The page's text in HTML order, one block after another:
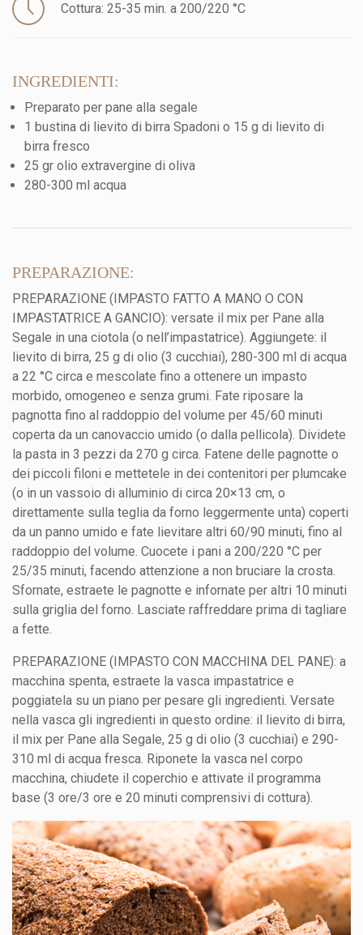
Cottura: 25-35 min. a 200/220 °C
INGREDIENTI:
Preparato per pane alla segale
1 bustina di lievito di birra Spadoni o 15 g di lievito di
birra fresco
25 gr olio extravergine di oliva
280-300 ml acqua
PREPARAZIONE:
PREPARAZIONE (IMPASTO FATTO A MANO O CON
IMPASTATRICE A GANCIO): versate il mix per Pane alla
Segale in una ciotola (o nell’impastatrice). Aggiungete: il
lievito di birra, 25 g di olio (3 cucchiai), 280-300 ml di acqua
a 22 °C circa e mescolate fino a ottenere un impasto
morbido, omogeneo e senza grumi. Fate riposare la
pagnotta fino al raddoppio del volume per 45/60 minuti
coperta da un canovaccio umido (o dalla pellicola). Dividete
la pasta in 3 pezzi da 270 g circa. Fatene delle pagnotte o
dei piccoli filoni e mettetele in dei contenitori per plumcake
(o in un vassoio di alluminio di circa 20×13 cm, o
direttamente sulla teglia da forno leggermente unta) coperti
da un panno umido e fate lievitare altri 60/90 minuti, fino al
raddoppio del volume. Cuocete i pani a 200/220 °C per
25/35 minuti, facendo attenzione a non bruciare la crosta.
Sfornate, estraete le pagnotte e infornate per altri 10 minuti
sulla griglia del forno. Lasciate raffreddare prima di tagliare
a fette.
PREPARAZIONE (IMPASTO CON MACCHINA DEL PANE): a
macchina spenta, estraete la vasca impastatrice e
poggiatela su un piano per pesare gli ingredienti. Versate
nella vasca gli ingredienti in questo ordine: il lievito di birra,
il mix per Pane alla Segale, 25 g di olio (3 cucchiai) e 290-
310 ml di acqua fresca. Riponete la vasca nel corpo
macchina, chiudete il coperchio e attivate il programma
base (3 ore/3 ore e 20 minuti comprensivi di cottura).